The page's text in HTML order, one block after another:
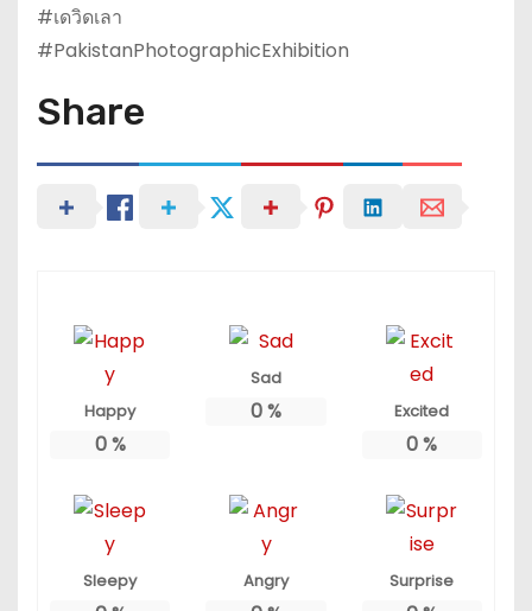
#เดวิดเลา
#PakistanPhotographicExhibition
Share
Happy
0%
Sad
0% Excited
0%
Sleepy Angry Surprise